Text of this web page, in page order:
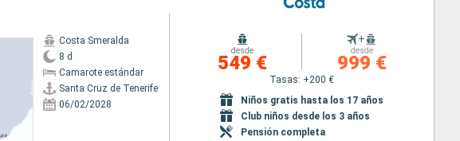
Costa Smeralda
8 d
Camarote estándar
Santa Cruz de Tenerife
06/02/2028
desde
549 €
+
desde
999 €
Tasas: +200 €
Niños gratis hasta los 17 años
Club niños desde los 3 años
Pensión completa